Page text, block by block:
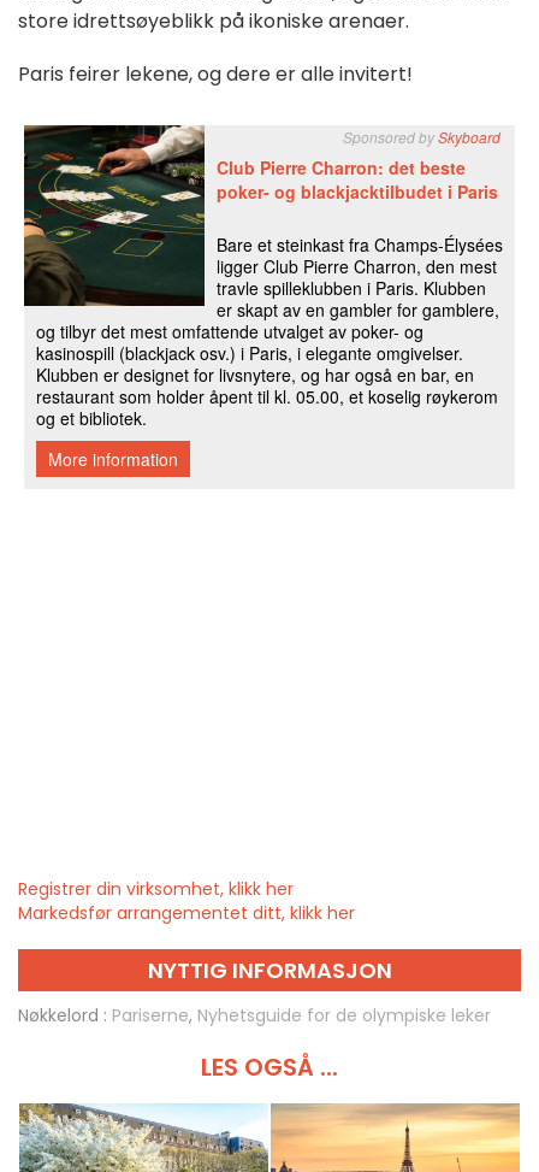
store idrettsøyeblikk på ikoniske arenaer.
Paris feirer lekene, og dere er alle invitert!
Registrer din virksomhet, klikk her
Markedsfør arrangementet ditt, klikk her
NYTTIG INFORMASJON
Nøkkelord : Pariserne, Nyhetsguide for de olympiske leker
LES OGSÅ ...